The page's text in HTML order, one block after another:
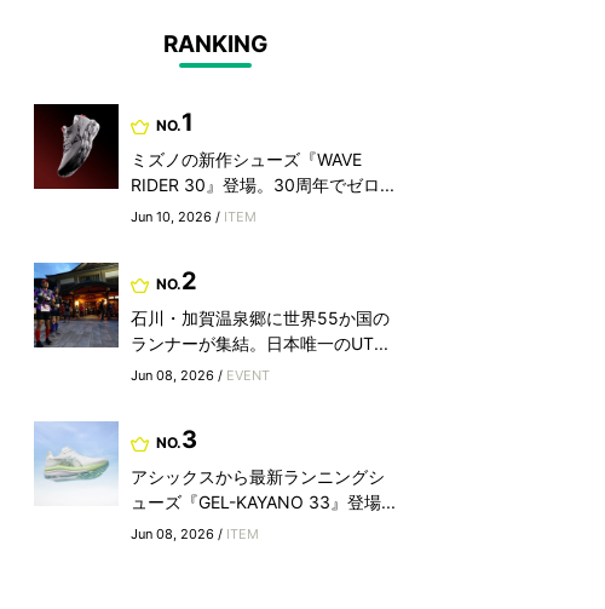
RANKING
NO.1
ミズノの新作シューズ『WAVE
RIDER 30』登場。30周年でゼロ...
Jun 10, 2026 / ITEM
NO.2
石川・加賀温泉郷に世界55か国の
ランナーが集結。日本唯一のUT...
Jun 08, 2026 / EVENT
NO.3
アシックスから最新ランニングシ
ューズ『GEL-KAYANO 33』登場...
Jun 08, 2026 / ITEM